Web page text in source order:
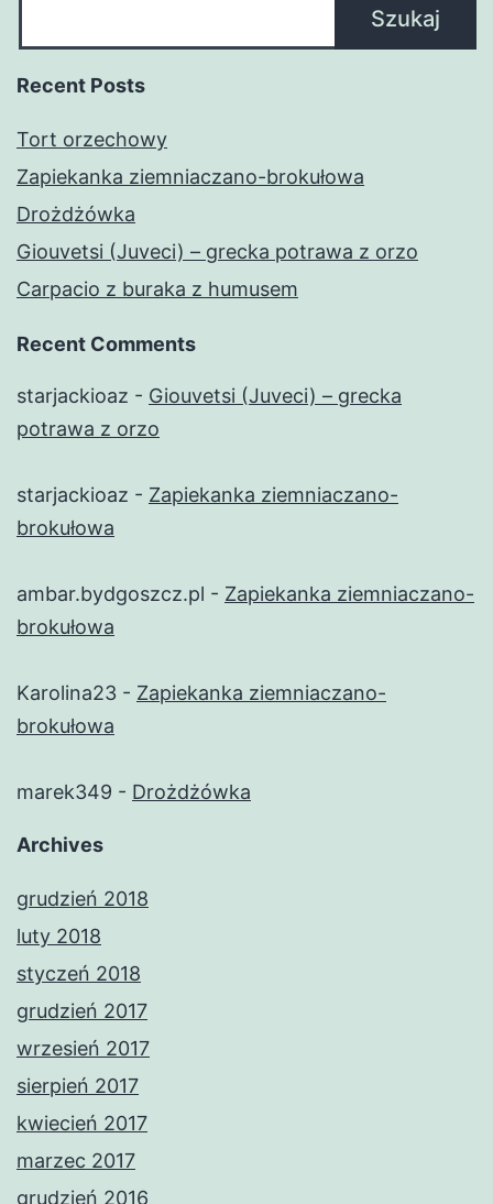
Szukaj
Recent Posts
Tort orzechowy
Zapiekanka ziemniaczano-brokułowa
Drożdżówka
Giouvetsi (Juveci) – grecka potrawa z orzo
Carpacio z buraka z humusem
Recent Comments
starjackioaz - Giouvetsi (Juveci) – grecka
potrawa z orzo
starjackioaz - Zapiekanka ziemniaczano-
brokułowa
ambar.bydgoszcz.pl - Zapiekanka ziemniaczano-
brokułowa
Karolina23 - Zapiekanka ziemniaczano-
brokułowa
marek349 - Drożdżówka
Archives
grudzień 2018
luty 2018
styczeń 2018
grudzień 2017
wrzesień 2017
sierpień 2017
kwiecień 2017
marzec 2017
grudzień 2016